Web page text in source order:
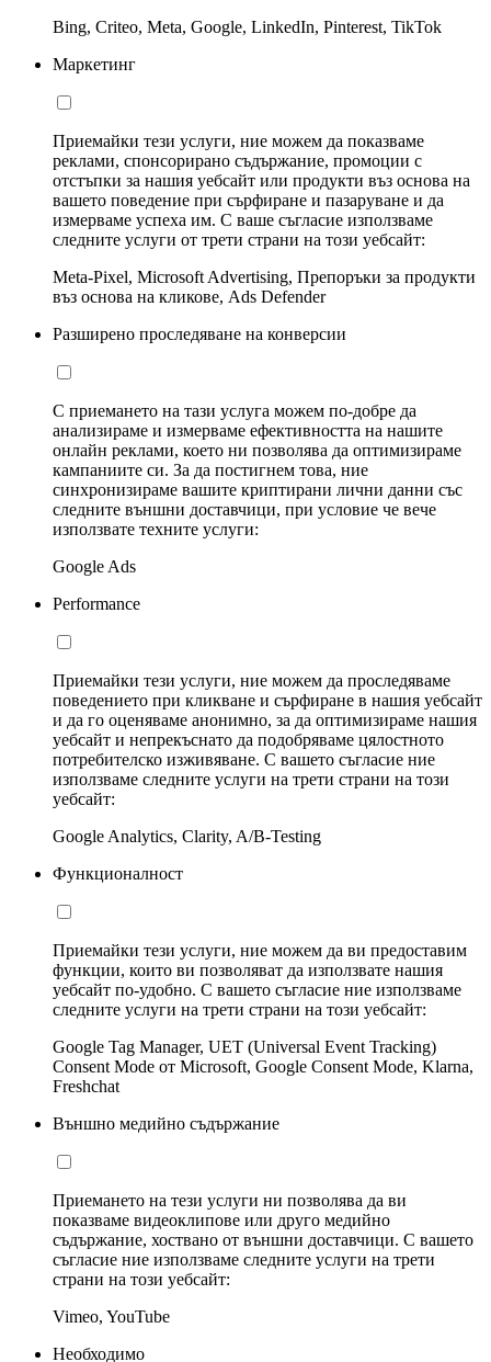
Bing, Criteo, Meta, Google, LinkedIn, Pinterest, TikTok
Маркетинг
Приемайки тези услуги, ние можем да показваме
реклами, спонсорирано съдържание, промоции с
отстъпки за нашия уебсайт или продукти въз основа на
вашето поведение при сърфиране и пазаруване и да
измерваме успеха им. С ваше съгласие използваме
следните услуги от трети страни на този уебсайт:
Meta-Pixel, Microsoft Advertising, Препоръки за продукти
въз основа на кликове, Ads Defender
Разширено проследяване на конверсии
С приемането на тази услуга можем по-добре да
анализираме и измерваме ефективността на нашите
онлайн реклами, което ни позволява да оптимизираме
кампаниите си. За да постигнем това, ние
синхронизираме вашите криптирани лични данни със
следните външни доставчици, при условие че вече
използвате техните услуги:
Google Ads
Performance
Приемайки тези услуги, ние можем да проследяваме
поведението при кликване и сърфиране в нашия уебсайт
и да го оценяваме анонимно, за да оптимизираме нашия
уебсайт и непрекъснато да подобряваме цялостното
потребителско изживяване. С вашето съгласие ние
използваме следните услуги на трети страни на този
уебсайт:
Google Analytics, Clarity, A/B-Testing
Функционалност
Приемайки тези услуги, ние можем да ви предоставим
функции, които ви позволяват да използвате нашия
уебсайт по-удобно. С вашето съгласие ние използваме
следните услуги на трети страни на този уебсайт:
Google Tag Manager, UET (Universal Event Tracking)
Consent Mode от Microsoft, Google Consent Mode, Klarna,
Freshchat
Външно медийно съдържание
Приемането на тези услуги ни позволява да ви
показваме видеоклипове или друго медийно
съдържание, хоствано от външни доставчици. С вашето
съгласие ние използваме следните услуги на трети
страни на този уебсайт:
Vimeo, YouTube
Необходимо